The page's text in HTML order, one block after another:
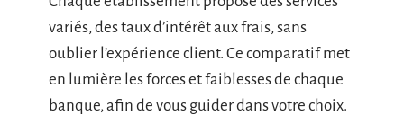
variés, des taux d’intérêt aux frais, sans
oublier l’expérience client. Ce comparatif met
en lumière les forces et faiblesses de chaque
banque, afin de vous guider dans votre choix.